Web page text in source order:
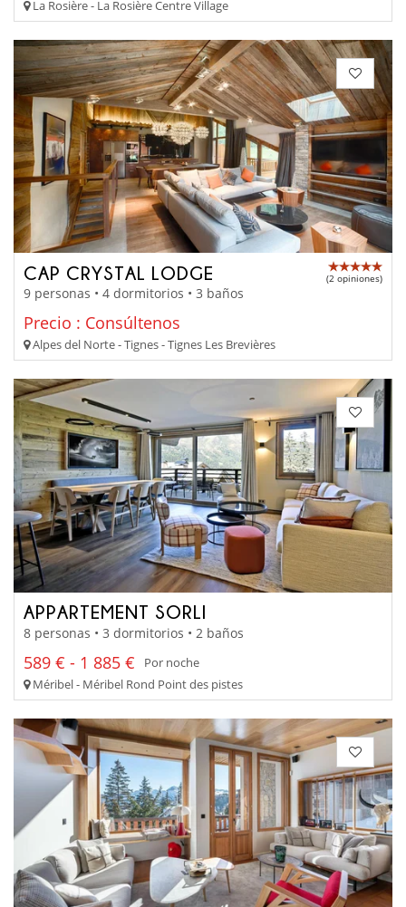
La Rosière - La Rosière Centre Village
CAP CRYSTAL LODGE (2 opiniones)
9 personas • 4 dormitorios • 3 baños
Precio : Consúltenos
Alpes del Norte - Tignes - Tignes Les Brevières
APPARTEMENT SORLI
8 personas • 3 dormitorios • 2 baños
589 € - 1 885 €
Por noche
Méribel - Méribel Rond Point des pistes